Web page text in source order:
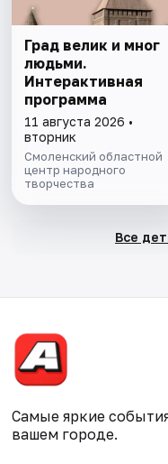
Град велик и мног
людьми.
Интерактивная
программа
11 августа 2026 •
вторник
Смоленский областной
центр народного
творчества
Все
Самые яркие
вашем городе.